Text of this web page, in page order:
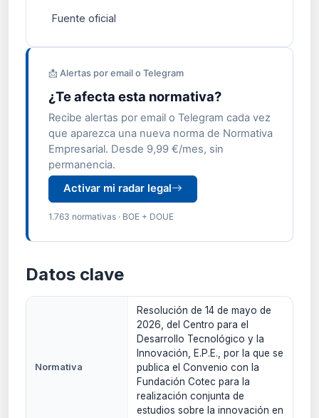
Fuente oficial
📩 Alertas por email o Telegram
¿Te afecta esta normativa?
Recibe alertas por email o Telegram cada vez
que aparezca una nueva norma de Normativa
Empresarial. Desde 9,99 €/mes, sin
permanencia.
Activar mi radar legal
1.763 normativas · BOE + DOUE
Datos clave
Normativa
Resolución de 14 de mayo de
2026, del Centro para el
Desarrollo Tecnológico y la
Innovación, E.P.E., por la que se
publica el Convenio con la
Fundación Cotec para la
realización conjunta de
estudios sobre la innovación en